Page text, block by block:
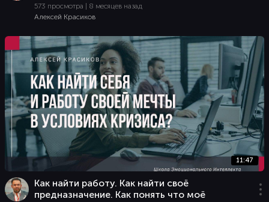
573 просмотра | 8 месяцев назад
Алексей Красиков
11:47
Как найти работу. Как найти своё
предназначение. Как понять что моё